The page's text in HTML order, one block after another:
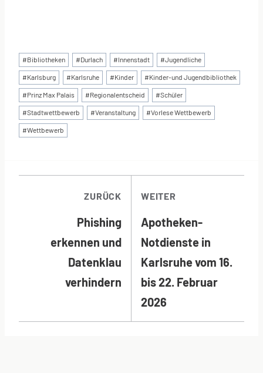
Schlagworte:
#Bibliotheken #Durlach #Innenstadt #Jugendliche
#Karlsburg #Karlsruhe #Kinder #Kinder-und Jugendbibliothek
#Prinz Max Palais #Regionalentscheid #Schüler
#Stadtwettbewerb #Veranstaltung #Vorlese Wettbewerb
#Wettbewerb
ZURÜCK
Phishing
erkennen und
Datenklau
verhindern
WEITER
Apotheken-
Notdienste in
Karlsruhe vom 16.
bis 22. Februar
2026